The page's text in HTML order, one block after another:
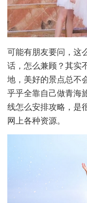
可能有朋友要问，这
话，怎么兼顾？其实
地，美好的景点总不
乎乎全靠自己做青海
线怎么安排攻略，是
网上各种资源。